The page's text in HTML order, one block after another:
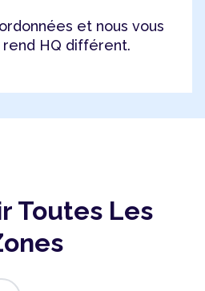
et nous vous
HQ différent.
Toutes Les